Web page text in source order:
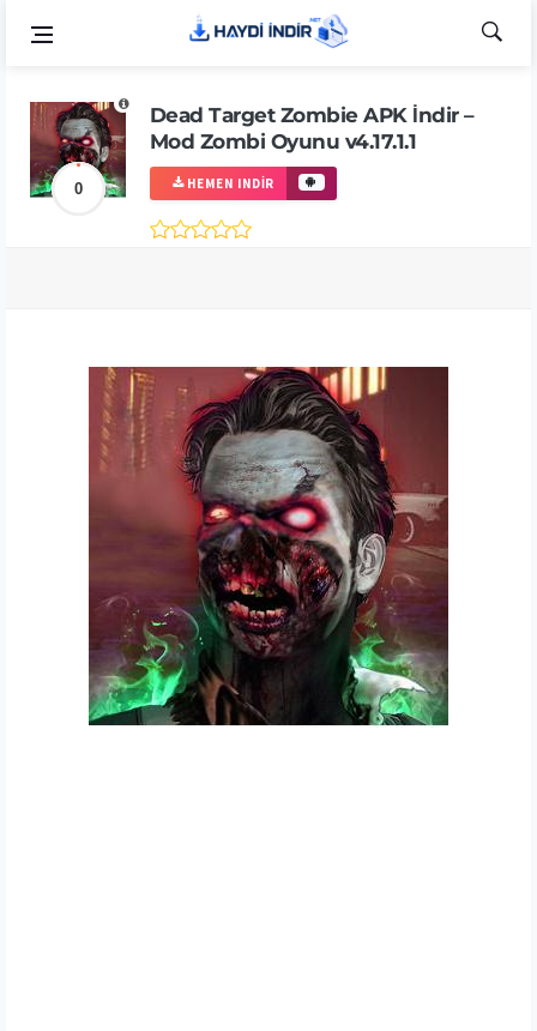
0
Dead Target Zombie APK İndir –
Mod Zombi Oyunu v4.17.1.1
HEMEN INDIR